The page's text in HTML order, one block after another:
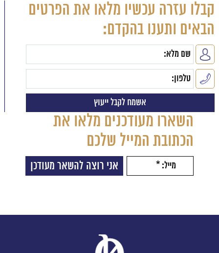
קבלו עזרה עכשיו מלאו את הפרטים
הבאים ותענו בהקדם:
השארו מעודכנים מלאו את
הכתובת המייל שלכם